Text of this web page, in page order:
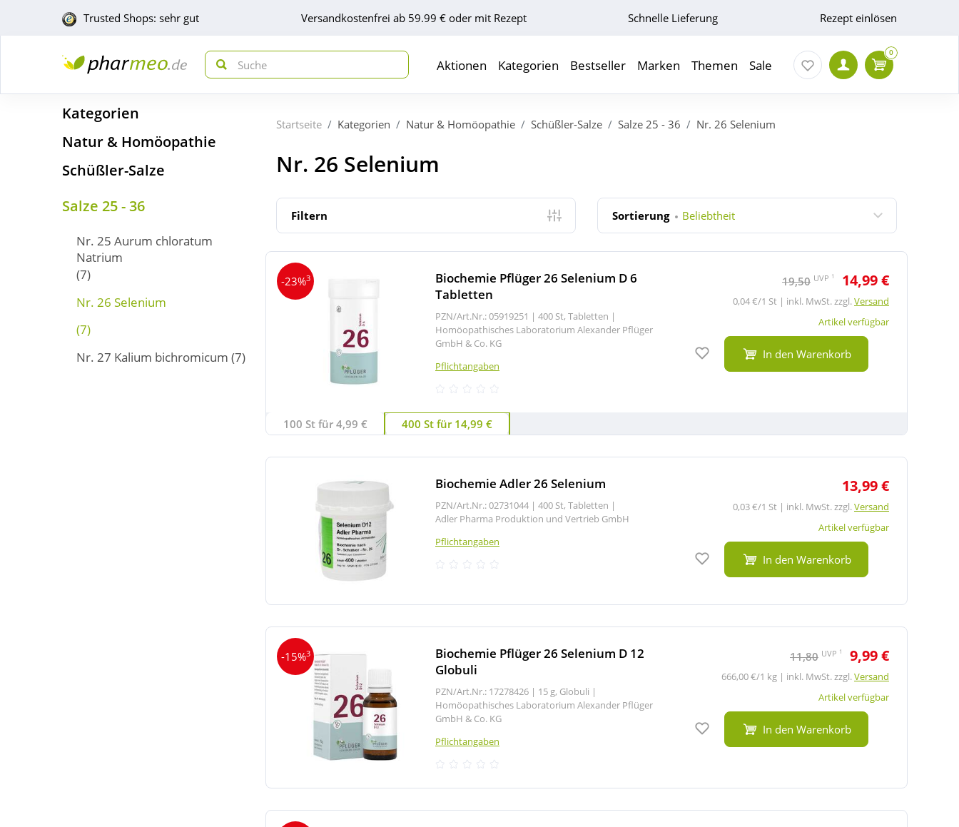
Trusted Shops: sehr gut Versandkostenfrei ab 59.99 € oder mit Rezept Schnelle Lieferung Rezept einlösen
Aktionen Kategorien Bestseller Marken Themen Sale
0
Kategorien
Natur & Homöopathie
Schüßler-Salze
Salze 25 - 36
Nr. 25 Aurum chloratum
Natrium
(7)
Nr. 26 Selenium
(7)
Nr. 27 Kalium bichromicum (7)
Startseite Kategorien Natur & Homöopathie Schüßler-Salze Salze 25 - 36 Nr. 26 Selenium
Nr. 26 Selenium
Filtern Sortierung Beliebtheit
-23%3
Biochemie Pflüger 26 Selenium D 6
Tabletten
PZN/Art.Nr.: 05919251 | 400 St, Tabletten |
Homöopathisches Laboratorium Alexander Pflüger
GmbH & Co. KG
Pflichtangaben
19,50 UVP 1 14,99 €
0,04 €/1 St | inkl. MwSt. zzgl.Versand
Artikel verfügbar
Auf den Merkzettel
In den Warenkorb
100 St für 4,99 € 400 St für 14,99 €
Biochemie Adler 26 Selenium
PZN/Art.Nr.: 02731044 | 400 St, Tabletten |
Adler Pharma Produktion und Vertrieb GmbH
Pflichtangaben
13,99 €
0,03 €/1 St | inkl. MwSt. zzgl.Versand
Artikel verfügbar
Auf den Merkzettel
In den Warenkorb
-15%3
Biochemie Pflüger 26 Selenium D 12
Globuli
PZN/Art.Nr.: 17278426 | 15 g, Globuli |
Homöopathisches Laboratorium Alexander Pflüger
GmbH & Co. KG
Pflichtangaben
11,80 UVP 1 9,99 €
666,00 €/1 kg | inkl. MwSt. zzgl.Versand
Artikel verfügbar
Auf den Merkzettel
In den Warenkorb